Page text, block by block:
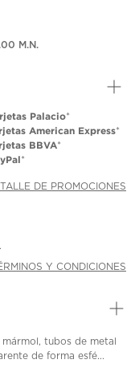
M.N.
Palacio*
American Express*
BBVA*
*
DE PROMOCIONES
Y CONDICIONES
mármol, tubos de metal
de forma esfé...